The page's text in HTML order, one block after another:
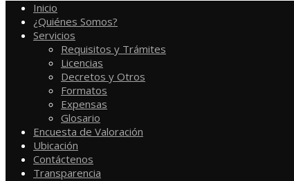
Inicio
¿Quiénes Somos?
Servicios
Requisitos y Trámites
Licencias
Decretos y Otros
Formatos
Expensas
Glosario
Encuesta de Valoración
Ubicación
Contáctenos
Transparencia